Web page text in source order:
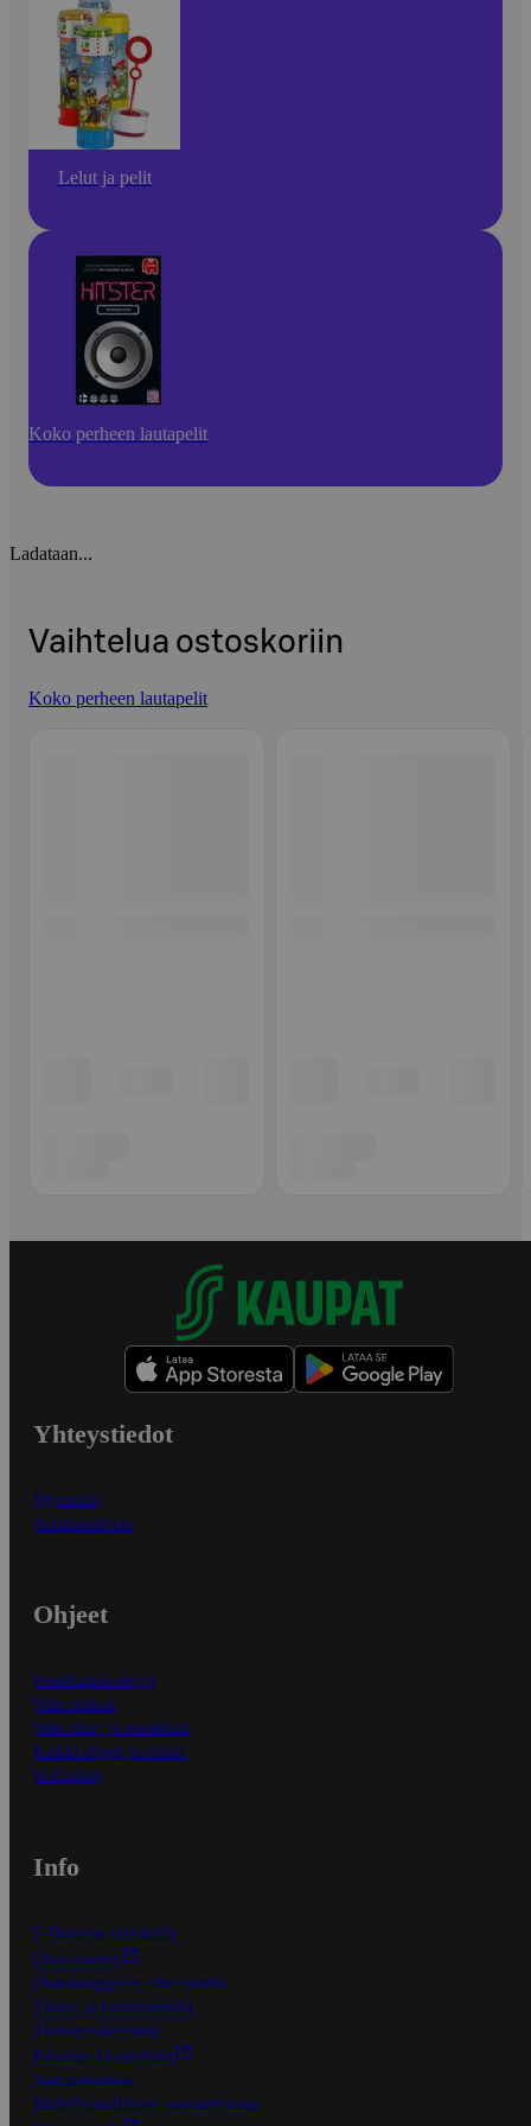
Lelut ja pelit
Koko perheen lautapelit
Ladataan...
Vaihtelua ostoskoriin
Koko perheen lautapelit
Yhteystiedot
Myymälät
Asiakaspalvelu
Ohjeet
Ensitilaajan ohjeet
Näin maksat
Näin tilaat ja muokkaat
Kaikki ohjeet ja vinkit
In English
Info
S-Business yrityksille
Oiva-raportit
Osuuskauppojen yhteystiedot
Tilaus- ja toimitusehdot
Tietosuojakäytäntö
Palvelun käyttöehdot
Saavutettavuus
Mobiilisovelluksen saavutettavuus